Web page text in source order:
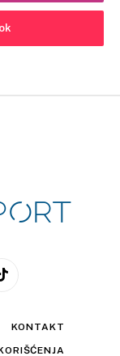
TikTok
KONTAKT